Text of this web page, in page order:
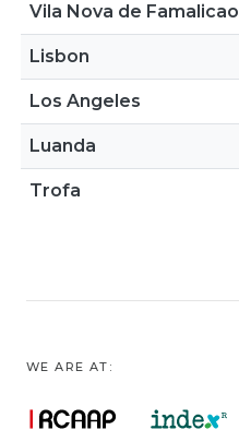
Vila Nova de Famalicao
Lisbon
Los Angeles
Luanda
Trofa
WE ARE AT: